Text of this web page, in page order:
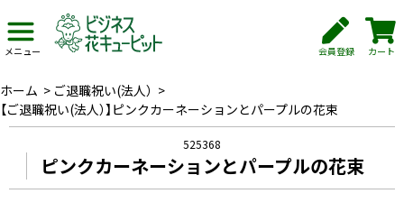
メニュー 会員登録 カート
ホーム > ご退職祝い(法人） >
【ご退職祝い(法人）】ピンクカーネーションとパープルの花束
525368
ピンクカーネーションとパープルの花束